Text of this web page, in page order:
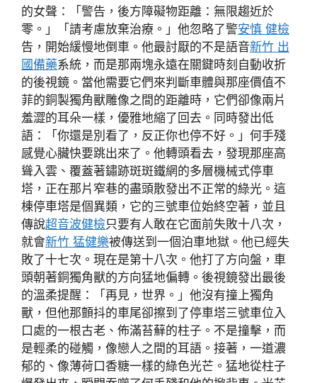
的女聲：「警告，後方障礙物距離：無限趨近於
零。」「請考慮放棄治療。」他忽略了警安慎 健檢
告，開始緩慢地倒車。他最討厭的不是語音新竹 出
國備藥系統，而是那兩塊永遠在關鍵時刻自動收折
的後視鏡。當他需要它們來判斷車體與那座價值不
菲的銅製獨角獸雕像之間的距離時，它們卻像兩片
羞澀的耳朵一樣，優雅地縮了回去。同時發出低
語：「你還是別看了，反正你也停不好。」何手殘
感覺心臟快要跳出來了。他轉頭看去，發現那座高
聳入雲、覆蓋著鏽跡斑斑鐵網的多層機械式停車
塔，正在那片窄巷的盡頭散發出不正常的綠光。這
棟停車塔是個異類，它的三號車位始終空著，並且
傳說超音波健檢只要有人敢在它面前失敗十八次，
就會新竹 猛健樂被傳送到一個泊車地獄。他已經失
敗了十七次。現在是第十八次。他打了方向盤，車
頭朝著銅獨角獸的方向猛地偏轉。後視鏡發出最後
的溫柔提醒：「再見，世界。」他沒有撞上獨角
獸，但他那顫抖的車尾卻擦到了停車塔三號車位入
口處的一根古老、佈滿苔蘚的柱子。不是撞擊，而
是輕柔的碰觸，像戀人之間的耳語。接著，一道濃
郁的、像薄荷口香糖一樣的綠色光芒。猛地從柱子